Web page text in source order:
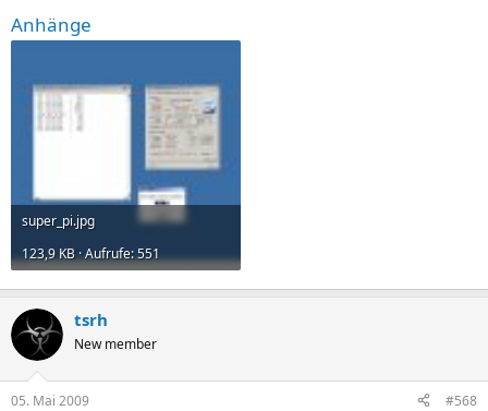
Anhänge
super_pi.jpg
123,9 KB · Aufrufe: 551
tsrh
New member
05. Mai 2009 #568